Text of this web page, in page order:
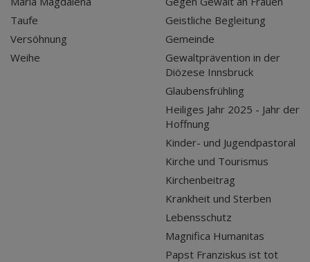
Taufe
Versöhnung
Weihe
Geistliche Begleitung
Gemeinde
Gewaltprävention in der
Diözese Innsbruck
Glaubensfrühling
Heiliges Jahr 2025 - Jahr der
Hoffnung
Kinder- und Jugendpastoral
Kirche und Tourismus
Kirchenbeitrag
Krankheit und Sterben
Lebensschutz
Magnifica Humanitas
Papst Franziskus ist tot